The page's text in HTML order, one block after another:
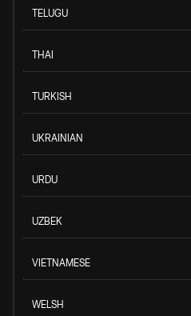
TELUGU
THAI
TURKISH
UKRAINIAN
URDU
UZBEK
VIETNAMESE
WELSH